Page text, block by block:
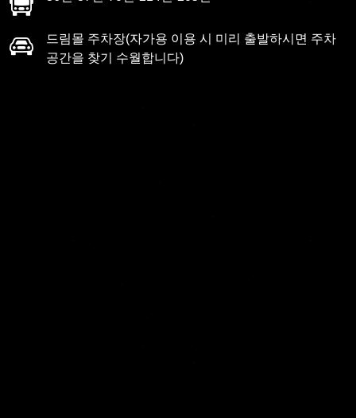
드림몰 주차장(자가용 이용 시 미리 출발하시면 주차
공간을 찾기 수월합니다)